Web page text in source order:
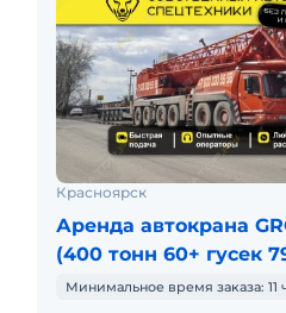
Красноярск
Аренда автокрана
(400 тонн 60+ гусек
Минимальное время заказа: 11